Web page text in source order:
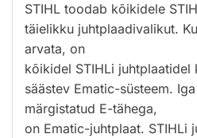
STIHL toodab kõikidele
täielikku juhtplaadivalikut.
arvata, on
kõikidel STIHLi juhtplaatidel
säästev Ematic-süsteem.
märgistatud E-tähega,
on Ematic-juhtplaat. STIHLi